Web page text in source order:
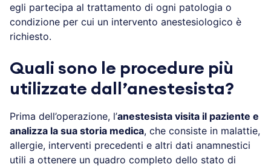
egli partecipa al trattamento di ogni patologia o
condizione per cui un intervento anestesiologico è
richiesto.
Quali sono le procedure più
utilizzate dall’anestesista?
Prima dell’operazione, l’anestesista visita il paziente e
analizza la sua storia medica, che consiste in malattie,
allergie, interventi precedenti e altri dati anamnestici
utili a ottenere un quadro completo dello stato di